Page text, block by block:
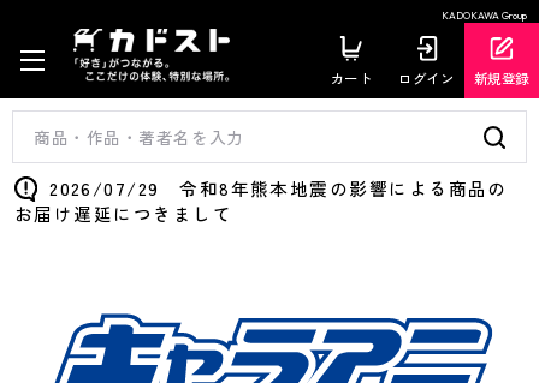
KADOKAWA Group
カート ログイン 新規登録
2026/07/29 令和8年熊本地震の影響による商品の
お届け遅延につきまして